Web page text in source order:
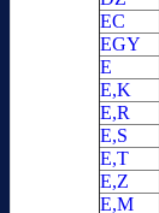
EC
EGY
E
E,K
E,R
E,S
E,T
E,Z
E,M